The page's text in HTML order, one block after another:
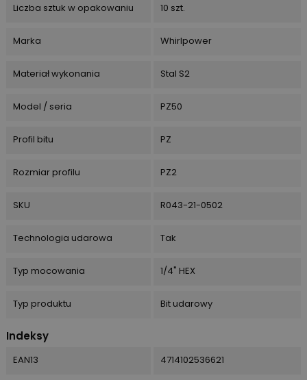
Liczba sztuk w opakowaniu 10 szt.
Marka Whirlpower
Materiał wykonania Stal S2
Model / seria PZ50
Profil bitu PZ
Rozmiar profilu PZ2
SKU R043-21-0502
Technologia udarowa Tak
Typ mocowania 1/4" HEX
Typ produktu Bit udarowy
Indeksy
EAN13 4714102536621